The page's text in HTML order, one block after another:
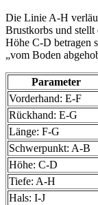
Die Linie A-H
Brustkorbs und stellt
Höhe C-D betragen
„vom Boden
Parameter
Vorderhand: E-F
Rückhand: E-G
Länge: F-G
Schwerpunkt: A-B
Höhe: C-D
Tiefe: A-H
Hals: I-J